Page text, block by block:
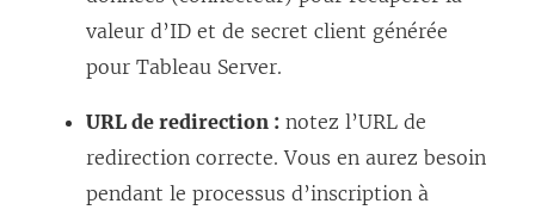
valeur d’ID et de secret client générée
pour Tableau Server.
URL de redirection : notez l’URL de
redirection correcte. Vous en aurez besoin
pendant le processus d’inscription à